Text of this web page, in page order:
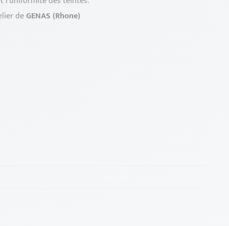
deGENAS (Rhone)